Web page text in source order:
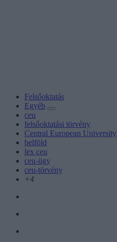
Felsőoktatás
Egyéb
ceu
felsőoktatási törvény
Central European University
belföld
lex ceu
ceu-ügy
ceu-törvény
+4